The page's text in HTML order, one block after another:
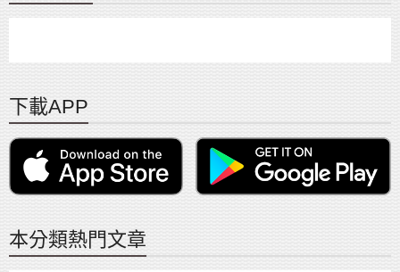
下載APP
本分類熱門文章